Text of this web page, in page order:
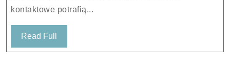
10
kontaktowe potrafią...
Read Full
Full